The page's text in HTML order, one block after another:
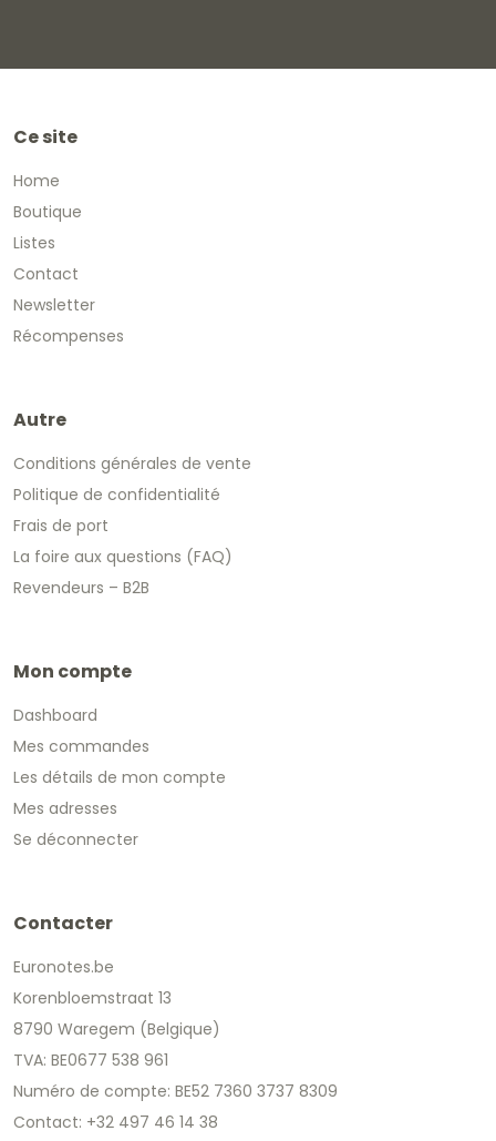
Ce site
Home
Boutique
Listes
Contact
Newsletter
Récompenses
Autre
Conditions générales de vente
Politique de confidentialité
Frais de port
La foire aux questions (FAQ)
Revendeurs – B2B
Mon compte
Dashboard
Mes commandes
Les détails de mon compte
Mes adresses
Se déconnecter
Contacter
Euronotes.be
Korenbloemstraat 13
8790 Waregem (Belgique)
TVA: BE0677 538 961
Numéro de compte: BE52 7360 3737 8309
Contact: +32 497 46 14 38